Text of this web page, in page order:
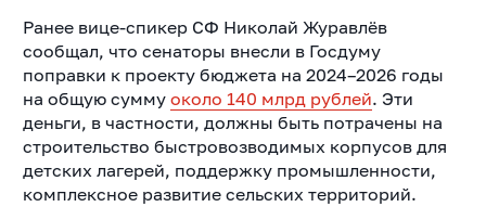
Ранее вице-спикер СФ Николай Журавлёв
сообщал, что сенаторы внесли в Госдуму
поправки к проекту бюджета на 2024–2026 годы
на общую сумму около 140 млрд рублей. Эти
деньги, в частности, должны быть потрачены на
строительство быстровозводимых корпусов для
детских лагерей, поддержку промышленности,
комплексное развитие сельских территорий.